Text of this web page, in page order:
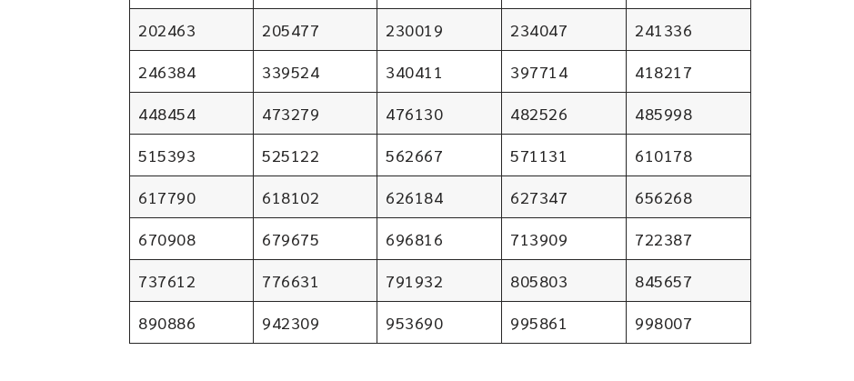
202463
205477 230019 234047
241336
246384
339524 340411 397714
418217
448454
473279 476130 482526
485998
515393
525122 562667 571131
610178
617790
618102 626184 627347
656268
670908
679675 696816 713909
722387
737612
776631 791932 805803
845657
890886
942309 953690 995861 998007